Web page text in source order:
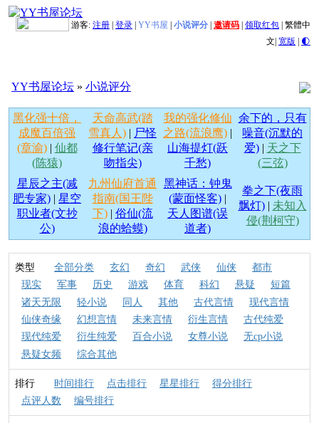
游客: 注册 登录 YY书屋 小说评分 邀请码 领取红包 繁體中
文| 宽版 | 🌓
YY书屋论坛 » 小说评分
黑化强十倍，
成魔百倍强
(章渝)| 仙都
(陈猿)
天命高武(踏
雪真人) | 尸怪
修行笔记(亲
吻指尖)
我的强化修仙
之路(流浪鹰) |
山海提灯(跃
千愁)
余下的，只有
噪音(沉默的
爱)| 天之下
(三弦)
星辰之主(减
肥专家) | 星空
职业者(文抄
公)
九州仙府首通
指南(国王陛
下)| 俗仙(流
浪的蛤蟆)
黑神话：钟鬼
(蒙面怪客) |
天人图谱(误
道者)
拳之下(夜雨
飘灯)| 未知入
侵(荆柯守)
类型 全部分类 玄幻 奇幻 武侠 仙侠
都市
现实
军事 历史 游戏 体育 科幻 悬疑
短篇
诸天无限
轻小说 同人 其他 古代言情
现代言情
仙侠奇缘
幻想言情 未来言情 衍生言情
古代纯爱
现代纯爱
衍生纯爱 百合小说 女尊小说
无cp小说
悬疑女频
综合其他
排行 时间排行 点击排行 星星排行
得分排行
点评人数
编号排行